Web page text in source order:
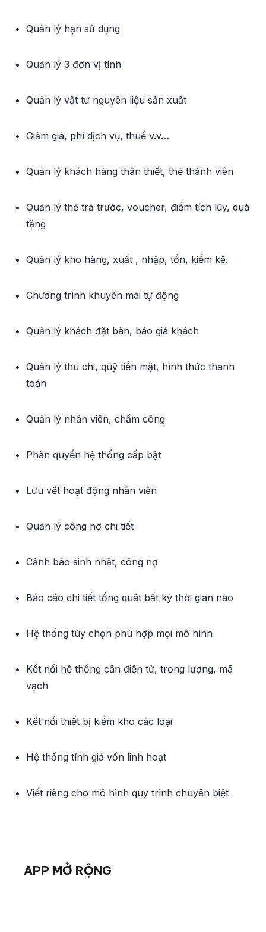
Quản lý hạn sử dụng
Quản lý 3 đơn vị tính
Quản lý vật tư nguyên liệu sản xuất
Giảm giá, phí dịch vụ, thuế v.v…
Quản lý khách hàng thân thiết, thẻ thành viên
Quản lý thẻ trả trước, voucher, điểm tích lũy, quà
tặng
Quản lý kho hàng, xuất , nhập, tồn, kiểm kê.
Chương trình khuyến mãi tự động
Quản lý khách đặt bàn, báo giá khách
Quản lý thu chi, quỹ tiền mặt, hình thức thanh
toán
Quản lý nhân viên, chấm công
Phân quyền hệ thống cấp bật
Lưu vết hoạt động nhân viên
Quản lý công nợ chi tiết
Cảnh báo sinh nhật, công nợ
Báo cáo chi tiết tổng quát bất kỳ thời gian nào
Hệ thống tùy chọn phù hợp mọi mô hình
Kết nối hệ thống cân điện tử, trọng lượng, mã
vạch
Kết nối thiết bị kiểm kho các loại
Hệ thống tính giá vốn linh hoạt
Viết riêng cho mô hình quy trình chuyên biệt
APP MỞ RỘNG